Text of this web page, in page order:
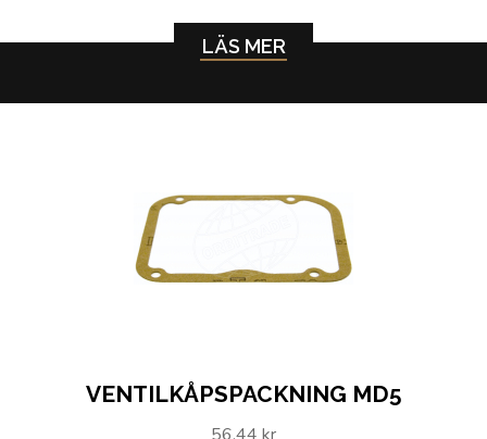
LÄS MER
VENTILKÅPSPACKNING MD5